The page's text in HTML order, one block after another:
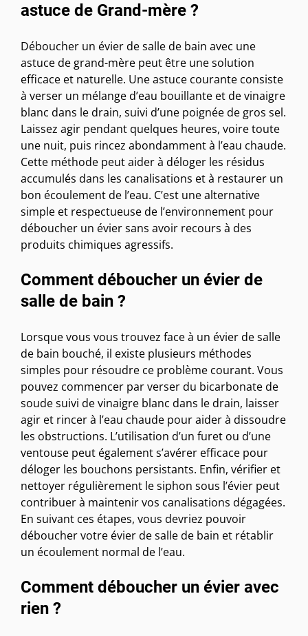
astuce de Grand-mère ?
Déboucher un évier de salle de bain avec une
astuce de grand-mère peut être une solution
efficace et naturelle. Une astuce courante consiste
à verser un mélange d’eau bouillante et de vinaigre
blanc dans le drain, suivi d’une poignée de gros sel.
Laissez agir pendant quelques heures, voire toute
une nuit, puis rincez abondamment à l’eau chaude.
Cette méthode peut aider à déloger les résidus
accumulés dans les canalisations et à restaurer un
bon écoulement de l’eau. C’est une alternative
simple et respectueuse de l’environnement pour
déboucher un évier sans avoir recours à des
produits chimiques agressifs.
Comment déboucher un évier de
salle de bain ?
Lorsque vous vous trouvez face à un évier de salle
de bain bouché, il existe plusieurs méthodes
simples pour résoudre ce problème courant. Vous
pouvez commencer par verser du bicarbonate de
soude suivi de vinaigre blanc dans le drain, laisser
agir et rincer à l’eau chaude pour aider à dissoudre
les obstructions. L’utilisation d’un furet ou d’une
ventouse peut également s’avérer efficace pour
déloger les bouchons persistants. Enfin, vérifier et
nettoyer régulièrement le siphon sous l’évier peut
contribuer à maintenir vos canalisations dégagées.
En suivant ces étapes, vous devriez pouvoir
déboucher votre évier de salle de bain et rétablir
un écoulement normal de l’eau.
Comment déboucher un évier avec
rien ?